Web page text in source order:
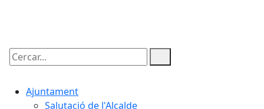
Cercar:
Ajuntament
Salutació de l'Alcalde